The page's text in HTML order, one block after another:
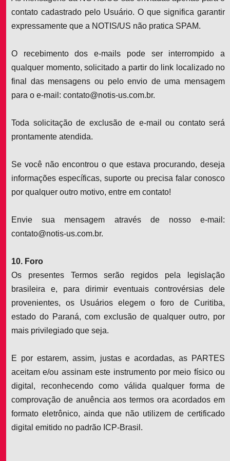
contato cadastrado pelo Usuário. O que significa garantir
expressamente que a NOTIS/US não pratica SPAM.
O recebimento dos e-mails pode ser interrompido a
qualquer momento, solicitado a partir do link localizado no
final das mensagens ou pelo envio de uma mensagem
para o e-mail: contato@notis-us.com.br.
Toda solicitação de exclusão de e-mail ou contato será
prontamente atendida.
Se você não encontrou o que estava procurando, deseja
informações específicas, suporte ou precisa falar conosco
por qualquer outro motivo, entre em contato!
Envie sua mensagem através de nosso e-mail:
contato@notis-us.com.br.
10. Foro
Os presentes Termos serão regidos pela legislação
brasileira e, para dirimir eventuais controvérsias dele
provenientes, os Usuários elegem o foro de Curitiba,
estado do Paraná, com exclusão de qualquer outro, por
mais privilegiado que seja.
E por estarem, assim, justas e acordadas, as PARTES
aceitam e/ou assinam este instrumento por meio físico ou
digital, reconhecendo como válida qualquer forma de
comprovação de anuência aos termos ora acordados em
formato eletrônico, ainda que não utilizem de certificado
digital emitido no padrão ICP-Brasil.